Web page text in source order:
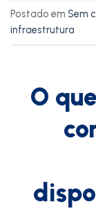
Postado em Sem
infraestrutura
O